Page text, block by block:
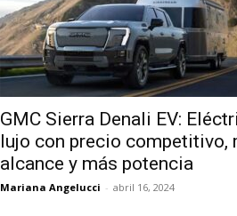
GMC Sierra Denali EV:
lujo con precio competitivo,
alcance y más potencia
Mariana Angelucci - abril 16, 2024